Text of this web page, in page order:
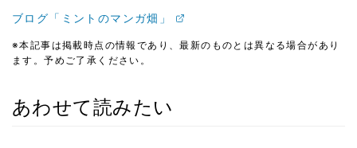
ブログ「ミントのマンガ畑」
※本記事は掲載時点の情報であり、最新のものとは異なる場合があり
ます。予めご了承ください。
あわせて読みたい